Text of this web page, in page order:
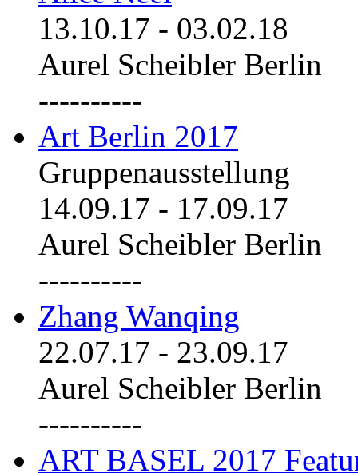
13.10.17 - 03.02.18
Aurel Scheibler Berlin
----------
Art Berlin 2017
Gruppenausstellung
14.09.17 - 17.09.17
Aurel Scheibler Berlin
----------
Zhang Wanqing
22.07.17 - 23.09.17
Aurel Scheibler Berlin
----------
ART BASEL 2017